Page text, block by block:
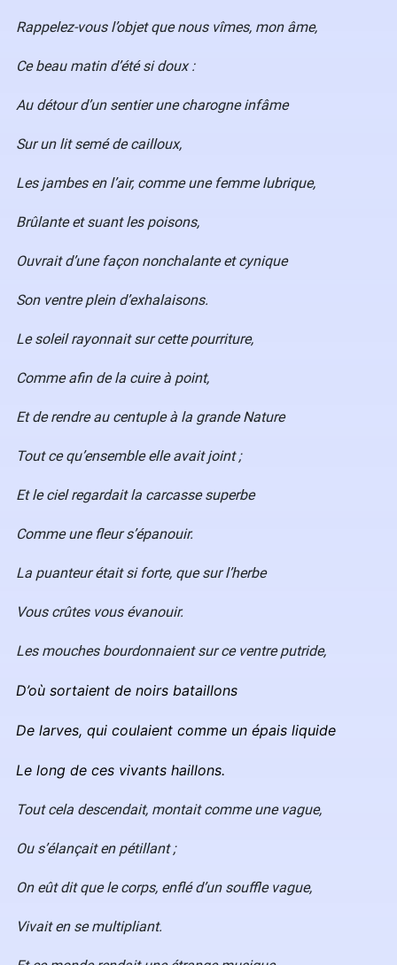
Rappelez-vous l’objet que nous vîmes, mon âme,
Ce beau matin d’été si doux :
Au détour d’un sentier une charogne infâme
Sur un lit semé de cailloux,
Les jambes en l’air, comme une femme lubrique,
Brûlante et suant les poisons,
Ouvrait d’une façon nonchalante et cynique
Son ventre plein d’exhalaisons.
Le soleil rayonnait sur cette pourriture,
Comme afin de la cuire à point,
Et de rendre au centuple à la grande Nature
Tout ce qu’ensemble elle avait joint ;
Et le ciel regardait la carcasse superbe
Comme une fleur s’épanouir.
La puanteur était si forte, que sur l’herbe
Vous crûtes vous évanouir.
Les mouches bourdonnaient sur ce ventre putride,
D’où sortaient de noirs bataillons
De larves, qui coulaient comme un épais liquide
Le long de ces vivants haillons.
Tout cela descendait, montait comme une vague,
Ou s’élançait en pétillant ;
On eût dit que le corps, enflé d’un souffle vague,
Vivait en se multipliant.